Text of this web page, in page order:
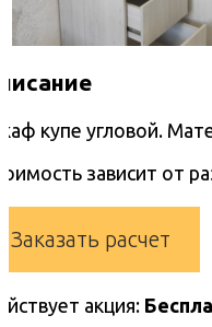
купе угловой.
зависит от
Заказать расчет
акция: